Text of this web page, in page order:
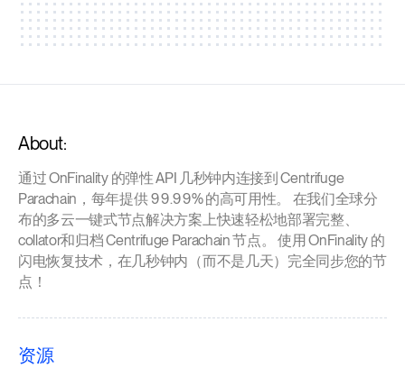
About:
通过 OnFinality 的弹性 API 几秒钟内连接到 Centrifuge
Parachain，每年提供 99.99% 的高可用性。 在我们全球分
布的多云一键式节点解决方案上快速轻松地部署完整、
collator和归档 Centrifuge Parachain 节点。 使用 OnFinality 的
闪电恢复技术，在几秒钟内（而不是几天）完全同步您的节
点！
资源